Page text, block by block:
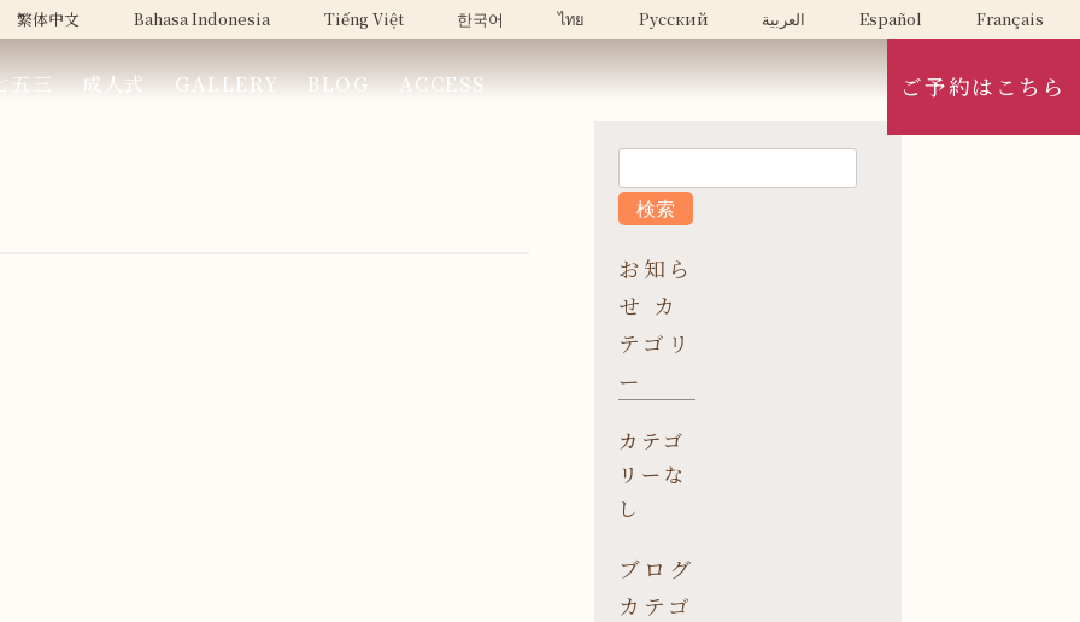
五三 成人式 GALLERY BLOG ACCESS ご予約はこちら
繁体中文 Bahasa Indonesia Tiếng Việt 한국어 ไทย Русский العربية Español Français
お知ら
せ カ
テゴリ
ー
カテゴ
リーな
し
ブログ
カテゴ